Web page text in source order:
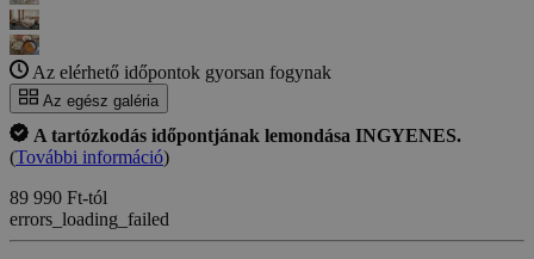
Az elérhető időpontok gyorsan fogynak
Az egész galéria
A tartózkodás időpontjának lemondása INGYENES.
(További információ)
89 990 Ft-tól
errors_loading_failed